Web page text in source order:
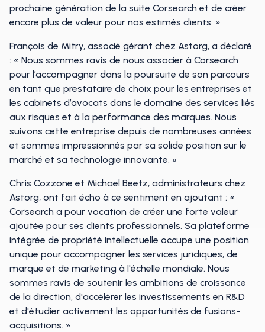
prochaine génération de la suite Corsearch et de créer
encore plus de valeur pour nos estimés clients. »
François de Mitry, associé gérant chez Astorg, a déclaré
: « Nous sommes ravis de nous associer à Corsearch
pour l’accompagner dans la poursuite de son parcours
en tant que prestataire de choix pour les entreprises et
les cabinets d’avocats dans le domaine des services liés
aux risques et à la performance des marques. Nous
suivons cette entreprise depuis de nombreuses années
et sommes impressionnés par sa solide position sur le
marché et sa technologie innovante. »
Chris Cozzone et Michael Beetz, administrateurs chez
Astorg, ont fait écho à ce sentiment en ajoutant : «
Corsearch a pour vocation de créer une forte valeur
ajoutée pour ses clients professionnels. Sa plateforme
intégrée de propriété intellectuelle occupe une position
unique pour accompagner les services juridiques, de
marque et de marketing à l'échelle mondiale. Nous
sommes ravis de soutenir les ambitions de croissance
de la direction, d'accélérer les investissements en R&D
et d'étudier activement les opportunités de fusions-
acquisitions. »